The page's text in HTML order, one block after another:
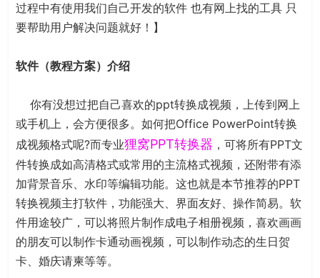
过程中有使用我们自己开发的软件 也有网上找的工具 只
要帮助用户解决问题就好！】
软件（教程方案） 介绍
你有没想过把自己喜欢的ppt转换成视频，上传到网上
或手机上，会方便很多。如何把Office PowerPoint转换
成视频格式呢?而专业狸窝PPT转换器 ，可将所有PPT文
件转换成如高清格式或常用的主流格式视频，还附带有添
加背景音乐、水印等编辑功能。这也就是本节推荐的PPT
转换视频主打软件，功能强大、界面友好、操作简易。软
件用途较广，可以将照片制作成电子相册视频，喜欢画画
的朋友可以制作卡通动画视频，可以制作动态的生日贺
卡、婚庆请柬等等。